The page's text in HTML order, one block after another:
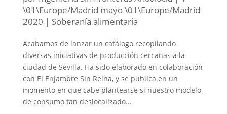
\01\Europe/Madrid mayo \01\Europe/Madrid
2020 | Soberanía alimentaria
Acabamos de lanzar un catálogo recopilando
diversas iniciativas de producción cercanas a la
ciudad de Sevilla. Ha sido elaborado en colaboración
con El Enjambre Sin Reina, y se publica en un
momento en que cabe plantearse si nuestro modelo
de consumo tan deslocalizado...